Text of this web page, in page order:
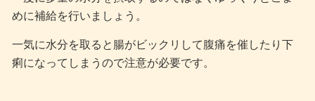
めに補給を行いましょう。
一気に水分を取ると腸がビックリして腹痛を催したり下
痢になってしまうので注意が必要です。